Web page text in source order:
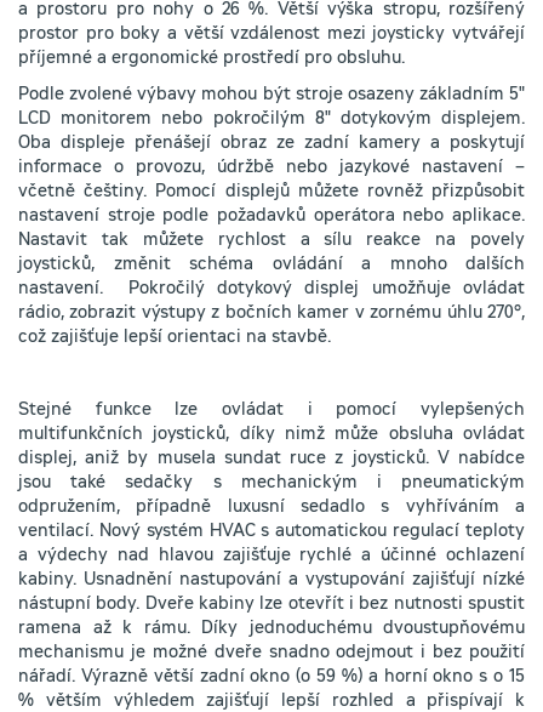
a prostoru pro nohy o 26 %. Větší výška stropu, rozšířený
prostor pro boky a větší vzdálenost mezi joysticky vytvářejí
příjemné a ergonomické prostředí pro obsluhu.
Podle zvolené výbavy mohou být stroje osazeny základním 5"
LCD monitorem nebo pokročilým 8" dotykovým displejem.
Oba displeje přenášejí obraz ze zadní kamery a poskytují
informace o provozu, údržbě nebo jazykové nastavení –
včetně češtiny. Pomocí displejů můžete rovněž přizpůsobit
nastavení stroje podle požadavků operátora nebo aplikace.
Nastavit tak můžete rychlost a sílu reakce na povely
joysticků, změnit schéma ovládání a mnoho dalších
nastavení. Pokročilý dotykový displej umožňuje ovládat
rádio, zobrazit výstupy z bočních kamer v zornému úhlu 270°,
což zajišťuje lepší orientaci na stavbě.
Stejné funkce lze ovládat i pomocí vylepšených
multifunkčních joysticků, díky nimž může obsluha ovládat
displej, aniž by musela sundat ruce z joysticků. V nabídce
jsou také sedačky s mechanickým i pneumatickým
odpružením, případně luxusní sedadlo s vyhříváním a
ventilací. Nový systém HVAC s automatickou regulací teploty
a výdechy nad hlavou zajišťuje rychlé a účinné ochlazení
kabiny. Usnadnění nastupování a vystupování zajišťují nízké
nástupní body. Dveře kabiny lze otevřít i bez nutnosti spustit
ramena až k rámu. Díky jednoduchému dvoustupňovému
mechanismu je možné dveře snadno odejmout i bez použití
nářadí. Výrazně větší zadní okno (o 59 %) a horní okno s o 15
% větším výhledem zajišťují lepší rozhled a přispívají k